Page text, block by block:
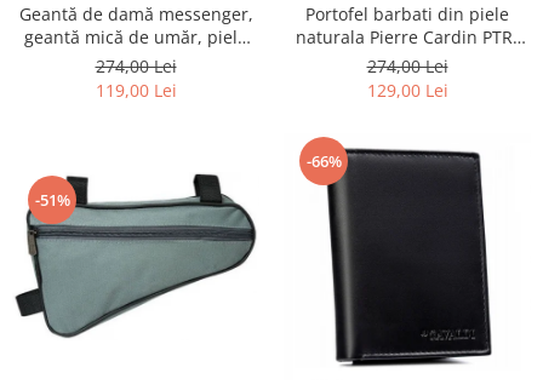
Geantă de damă messenger,
geantă mică de umăr, piele
ecologică, geantă bej cu
fermoar la modă - Peterson
PTR-PTN MX02-P-7717-D.BE
274,00 Lei
119,00 Lei
Portofel barbati din piele
naturala Pierre Cardin PTR-
8806 TILAK51
274,00 Lei
129,00 Lei
-51%
-66%